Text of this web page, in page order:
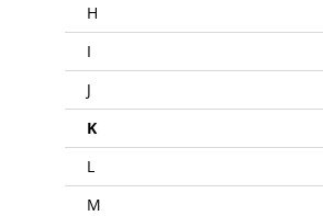
H
I
J
K
L
M